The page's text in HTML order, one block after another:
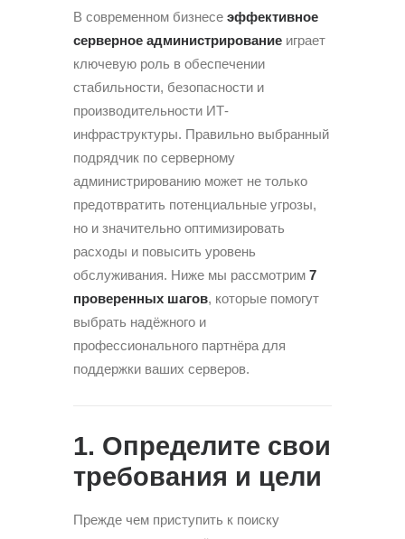
В современном бизнесе эффективное
серверное администрирование играет
ключевую роль в обеспечении
стабильности, безопасности и
производительности ИТ-
инфраструктуры. Правильно выбранный
подрядчик по серверному
администрированию может не только
предотвратить потенциальные угрозы,
но и значительно оптимизировать
расходы и повысить уровень
обслуживания. Ниже мы рассмотрим 7
проверенных шагов, которые помогут
выбрать надёжного и
профессионального партнёра для
поддержки ваших серверов.
1. Определите свои
требования и цели
Прежде чем приступить к поиску